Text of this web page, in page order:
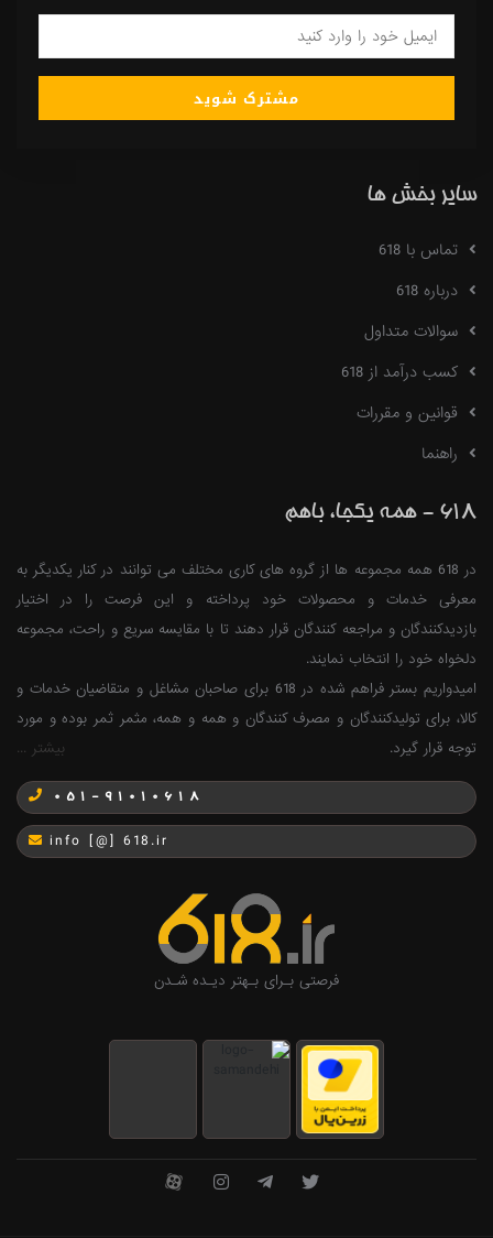
مشترک شوید
سایر بخش ها
تماس با 618
درباره 618
سوالات متداول
کسب درآمد از 618
قوانین و مقررات
راهنما
618 - همه یکجا، باهم
در 618 همه مجموعه ها از گروه های کاری مختلف می توانند در کنار یکدیگر به
معرفی خدمات و محصولات خود پرداخته و این فرصت را در اختیار
بازدیدکنندگان و مراجعه کنندگان قرار دهند تا با مقایسه سریع و راحت، مجموعه
دلخواه خود را انتخاب نمایند.
امیدواریم بستر فراهم شده در 618 برای صاحبان مشاغل و متقاضیان خدمات و
کالا، برای تولیدکنندگان و مصرف کنندگان و همه و همه، مثمر ثمر بوده و مورد
توجه قرار گیرد.
بیشتر ...
051-91010618
info [@] 618.ir
فرصتی بـرای بـهتر دیـده شـدن